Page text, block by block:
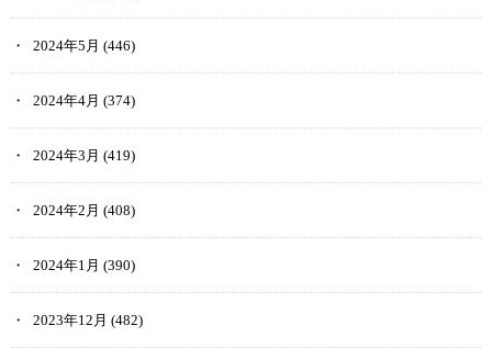
2024年5月 (446)
2024年4月 (374)
2024年3月 (419)
2024年2月 (408)
2024年1月 (390)
2023年12月 (482)